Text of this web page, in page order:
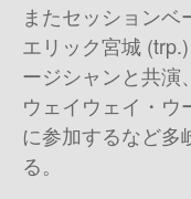
またセッションベ
エリック宮城
ージシャンと共演
ウェイウェイ・ウ
に参加するなど多
る。